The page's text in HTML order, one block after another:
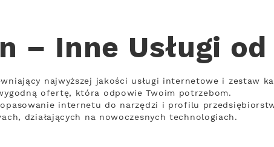
– Inne Usługi od
najwyższej jakości usługi internetowe i zestaw
ofertę, która odpowie Twoim potrzebom.
internetu do narzędzi i profilu
działających na nowoczesnych technologiach.